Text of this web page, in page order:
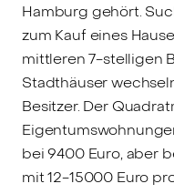
Hamburg gehört.
zum Kauf eines
mittleren 7-stelligen
Stadthäuser
Besitzer. Der
bei 9400 Euro, aber
mit 12-15000 Euro